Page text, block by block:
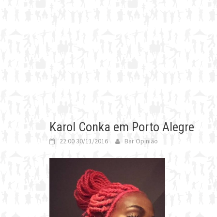
Karol Conka em Porto Alegre
22:00 30/11/2016 Bar Opinião